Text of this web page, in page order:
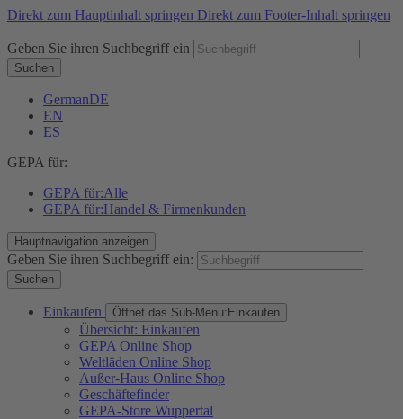
Direkt zum Hauptinhalt springen Direkt zum Footer-Inhalt springen
Geben Sie ihren Suchbegriff ein
Suchen
GermanDE
EN
ES
GEPA für:
GEPA für:Alle
GEPA für:Handel & Firmenkunden
Hauptnavigation anzeigen
Geben Sie ihren Suchbegriff ein:
Suchen
Einkaufen Öffnet das Sub-Menu: Einkaufen
Übersicht: Einkaufen
GEPA Online Shop
Weltläden Online Shop
Außer-Haus Online Shop
Geschäftefinder
GEPA-Store Wuppertal